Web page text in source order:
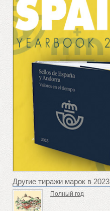
Другие тиражи марок в 2023
Полный год